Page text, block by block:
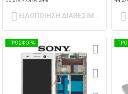
ΕΙΔΟΠΟΙΗΣΗ ΔΙΑΘΕΣΙΜΟΤΗΤΑΣ
ΠΡΟΣΦΟΡΑ